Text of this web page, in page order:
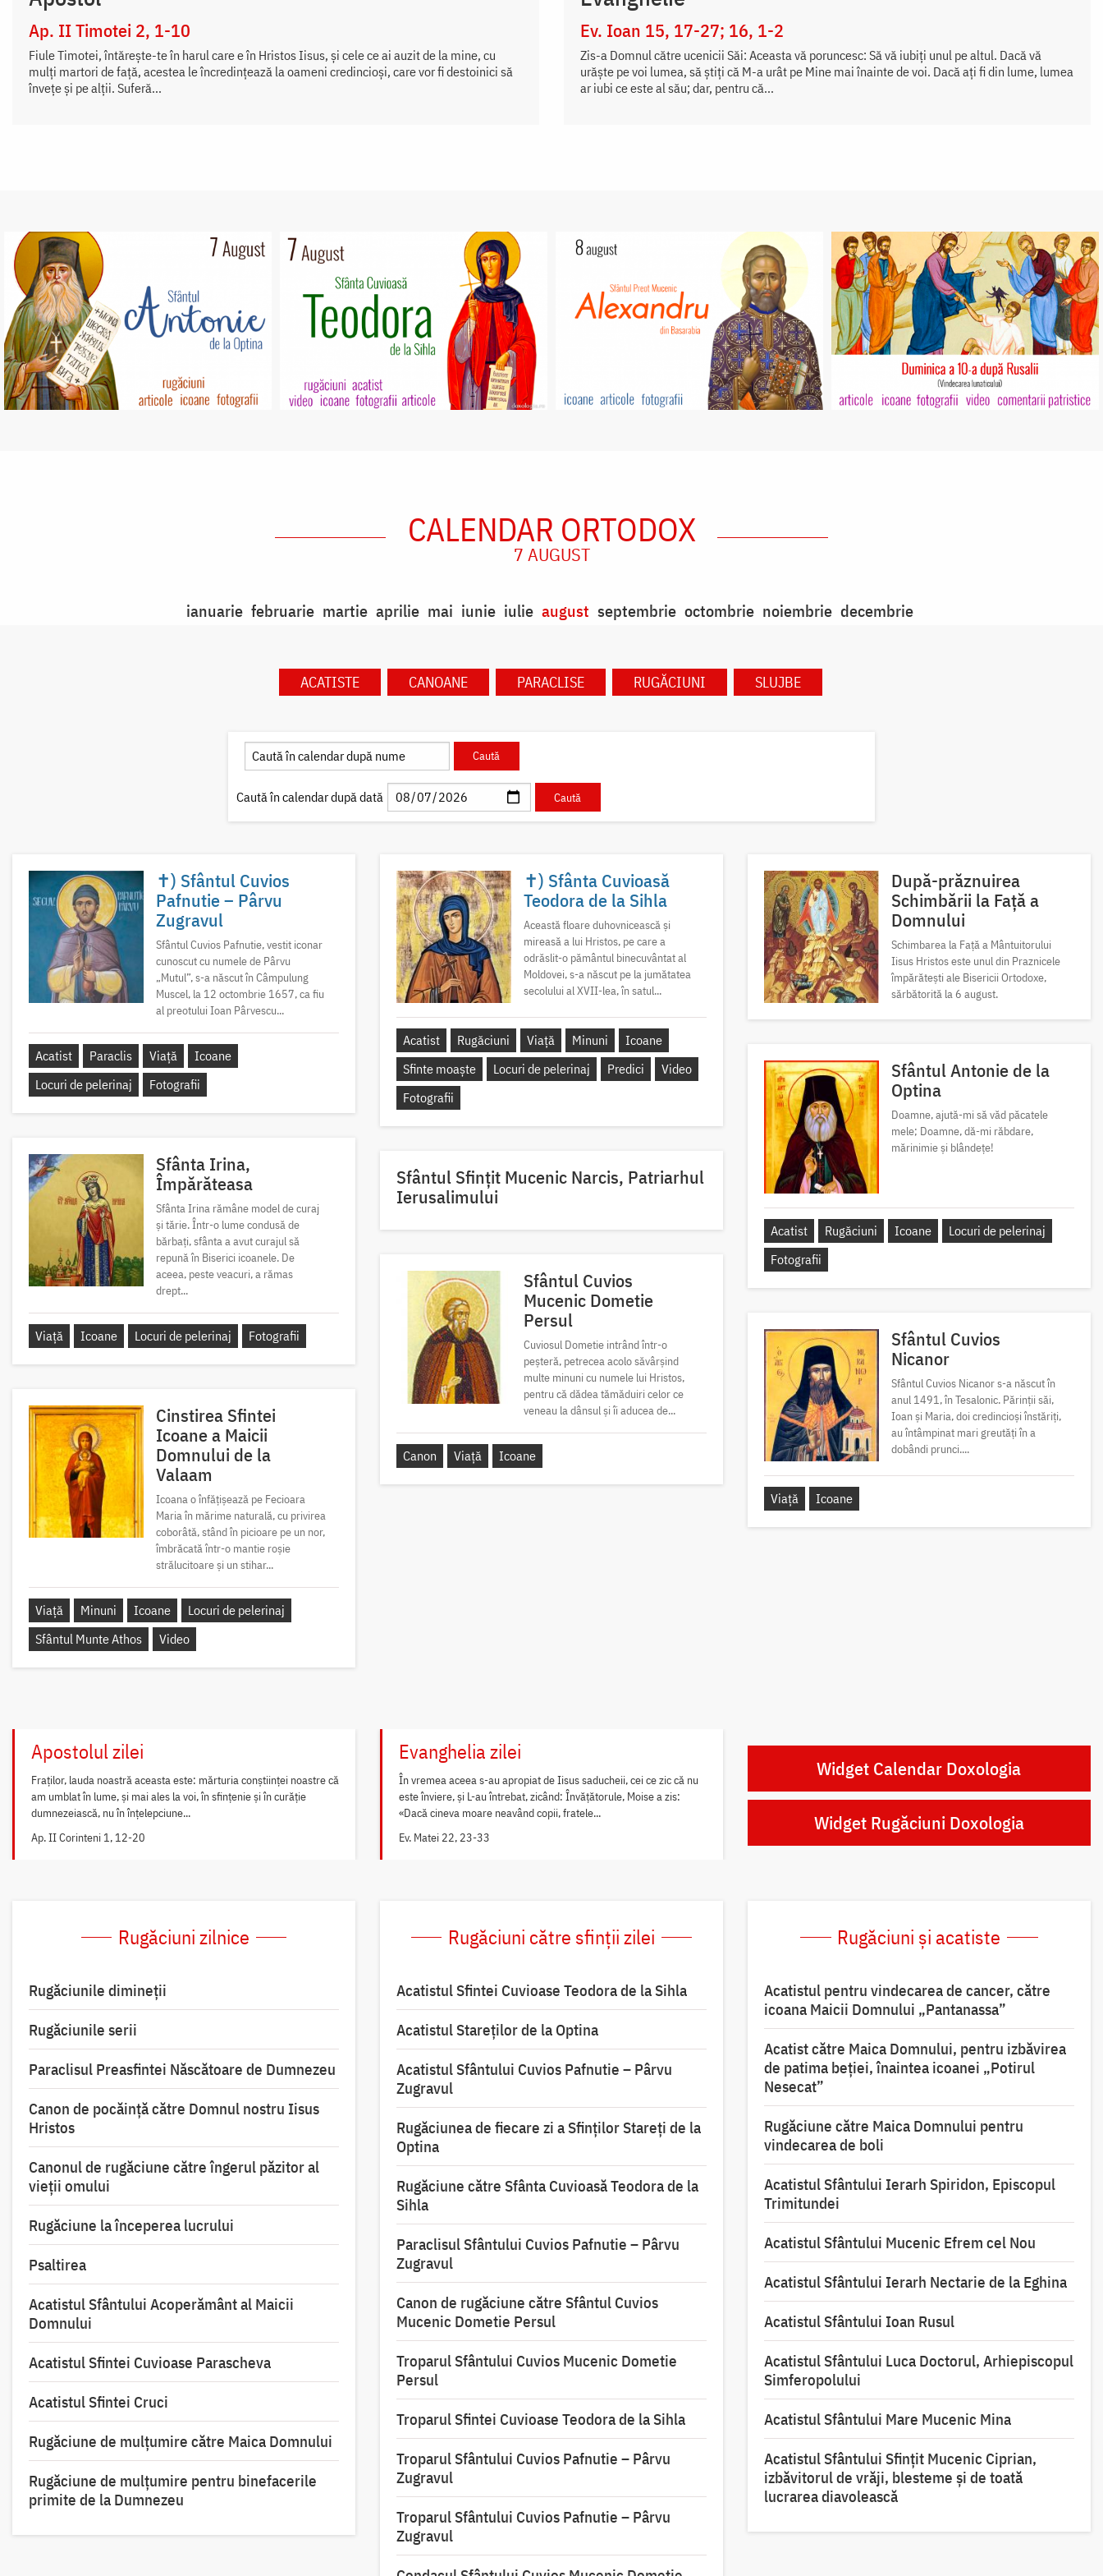
Ap. II Timotei 2, 1-10
Fiule Timotei, întăreşte-te în harul care e în Hristos Iisus, şi cele ce ai auzit de la mine, cu
mulţi martori de faţă, acestea le încredinţează la oameni credincioşi, care vor fi destoinici să
înveţe şi pe alţii. Suferă...
Ev. Ioan 15, 17-27; 16, 1-2
Zis-a Domnul către ucenicii Săi: Aceasta vă poruncesc: Să vă iubiți unul pe altul. Dacă vă
urăște pe voi lumea, să știți că M-a urât pe Mine mai înainte de voi. Dacă ați fi din lume, lumea
ar iubi ce este al său; dar, pentru că...
CALENDAR ORTODOX
7 AUGUST
ianuarie februarie martie aprilie mai iunie iulie august septembrie octombrie noiembrie decembrie
ACATISTE CANOANE PARACLISE RUGĂCIUNI SLUJBE
Caută în calendar după dată
✝) Sfântul Cuvios
Pafnutie – Pârvu
Zugravul
Sfântul Cuvios Pafnutie, vestit iconar
cunoscut cu numele de Pârvu
„Mutul”, s-a născut în Câmpulung
Muscel, la 12 octombrie 1657, ca fiu
al preotului Ioan Pârvescu...
Acatist Paraclis Viață
Icoane
Locuri de pelerinaj
Fotografii
✝) Sfânta Cuvioasă
Teodora de la Sihla
Această floare duhovnicească și
mireasă a lui Hristos, pe care a
odrăslit-o pământul binecuvântat al
Moldovei, s-a născut pe la jumătatea
secolului al XVII-lea, în satul...
Acatist Rugăciuni Viață Minuni
Icoane
Sfinte moaște
Locuri de pelerinaj Predici
Video
Fotografii
După-prăznuirea
Schimbării la Față a
Domnului
Schimbarea la Față a Mântuitorului
Iisus Hristos este unul din Praznicele
împărătești ale Bisericii Ortodoxe,
sărbătorită la 6 august.
Sfântul Antonie de la
Optina
Doamne, ajută-mi să văd păcatele
mele; Doamne, dă-mi răbdare,
mărinimie şi blândeţe!
Acatist Rugăciuni Icoane
Locuri de pelerinaj
Fotografii
Sfânta Irina,
Împărăteasa
Sfânta Irina rămâne model de curaj
și tărie. Într-o lume condusă de
bărbați, sfânta a avut curajul să
repună în Biserici icoanele. De
aceea, peste veacuri, a rămas
drept...
Viață Icoane Locuri de pelerinaj Fotografii
Sfântul Sfinţit Mucenic Narcis, Patriarhul
Ierusalimului
Sfântul Cuvios
Mucenic Dometie
Persul
Cuviosul Dometie intrând într-o
peșteră, petrecea acolo săvârșind
multe minuni cu numele lui Hristos,
pentru că dădea tămăduiri celor ce
veneau la dânsul și îi aducea de...
Canon Viață Icoane
Sfântul Cuvios
Nicanor
Sfântul Cuvios Nicanor s-a născut în
anul 1491, în Tesalonic. Părinții săi,
Ioan și Maria, doi credincioși înstăriți,
au întâmpinat mari greutăți în a
dobândi prunci....
Viață Icoane
Cinstirea Sfintei
Icoane a Maicii
Domnului de la
Valaam
Icoana o înfățișează pe Fecioara
Maria în mărime naturală, cu privirea
coborâtă, stând în picioare pe un nor,
îmbrăcată într-o mantie roșie
strălucitoare și un stihar...
Viață Minuni Icoane
Locuri de pelerinaj
Sfântul Munte Athos
Video
Apostolul zilei
Fraților, lauda noastră aceasta este: mărturia conștiinței noastre că
am umblat în lume, și mai ales la voi, în sfințenie și în curăție
dumnezeiască, nu în înțelepciune...
Ap. II Corinteni 1, 12-20
Evanghelia zilei
În vremea aceea s-au apropiat de Iisus saducheii, cei ce zic că nu
este înviere, și L-au întrebat, zicând: Învățătorule, Moise a zis:
«Dacă cineva moare neavând copii, fratele...
Ev. Matei 22, 23-33
Widget Calendar Doxologia
Widget Rugăciuni Doxologia
Rugăciuni zilnice
Rugăciunile dimineții
Rugăciunile serii
Paraclisul Preasfintei Născătoare de Dumnezeu
Canon de pocăință către Domnul nostru Iisus
Hristos
Canonul de rugăciune către îngerul păzitor al
vieții omului
Rugăciune la începerea lucrului
Psaltirea
Acatistul Sfântului Acoperământ al Maicii
Domnului
Acatistul Sfintei Cuvioase Parascheva
Acatistul Sfintei Cruci
Rugăciune de mulţumire către Maica Domnului
Rugăciune de mulțumire pentru binefacerile
primite de la Dumnezeu
Rugăciuni către sfinții zilei
Acatistul Sfintei Cuvioase Teodora de la Sihla
Acatistul Stareţilor de la Optina
Acatistul Sfântului Cuvios Pafnutie – Pârvu
Zugravul
Rugăciunea de fiecare zi a Sfinților Stareți de la
Optina
Rugăciune către Sfânta Cuvioasă Teodora de la
Sihla
Paraclisul Sfântului Cuvios Pafnutie – Pârvu
Zugravul
Canon de rugăciune către Sfântul Cuvios
Mucenic Dometie Persul
Troparul Sfântului Cuvios Mucenic Dometie
Persul
Troparul Sfintei Cuvioase Teodora de la Sihla
Troparul Sfântului Cuvios Pafnutie – Pârvu
Zugravul
Troparul Sfântului Cuvios Pafnutie – Pârvu
Zugravul
Rugăciuni și acatiste
Acatistul pentru vindecarea de cancer, către
icoana Maicii Domnului „Pantanassa”
Acatist către Maica Domnului, pentru izbăvirea
de patima beției, înaintea icoanei „Potirul
Nesecat”
Rugăciune către Maica Domnului pentru
vindecarea de boli
Acatistul Sfântului Ierarh Spiridon, Episcopul
Trimitundei
Acatistul Sfântului Mucenic Efrem cel Nou
Acatistul Sfântului Ierarh Nectarie de la Eghina
Acatistul Sfântului Ioan Rusul
Acatistul Sfântului Luca Doctorul, Arhiepiscopul
Simferopolului
Acatistul Sfântului Mare Mucenic Mina
Acatistul Sfântului Sfințit Mucenic Ciprian,
izbăvitorul de vrăji, blesteme și de toată
lucrarea diavolească